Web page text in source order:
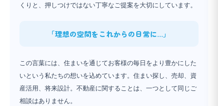
くりと、押しつけではない丁寧なご提案を大切にしています。
「理想の空間をこれからの日常に…」
この言葉には、住まいを通じてお客様の毎日をより豊かにした
いという私たちの想いを込めています。住まい探し、売却、資
産活用、将来設計。不動産に関することは、一つとして同じご
相談はありません。